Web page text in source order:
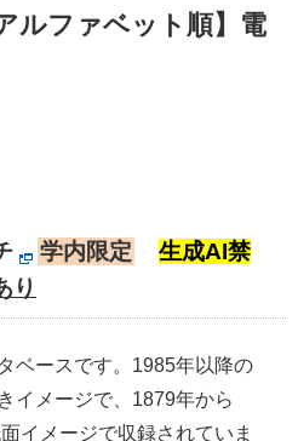
ルファベット順】電
学内限定
生成AI禁
り
ベースです。1985年以降の
イメージで、1879年から
イメージで収録されていま